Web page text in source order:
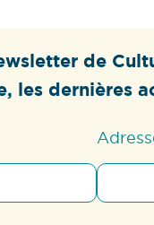
de
les dernières